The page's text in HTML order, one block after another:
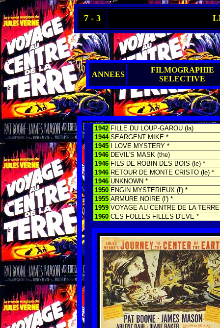
7 - 3
ANNEES
FILMOGRAPHIE
SELECTIVE
1942 FILLE DU LOUP-GAROU (la)
1944 SEARGENT MIKE *
1945
I LOVE MYSTERY *
1946 DEVIL'S MASK (the)
1946 FILS DE ROBIN DES BOIS (le) *
1946 RETOUR DE MONTE CRISTO (le) *
1946 UNKNOWN *
1950 ENGIN MYSTERIEUX (l') *
1955 ARMURE NOIRE (l') *
1959 VOYAGE AU CENTRE DE LA TERRE
1960 CES FOLLES FILLES D'EVE *